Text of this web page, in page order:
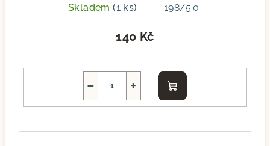
Skladem(1 ks) 198/5.0
140 Kč
+
−
Do
košíku